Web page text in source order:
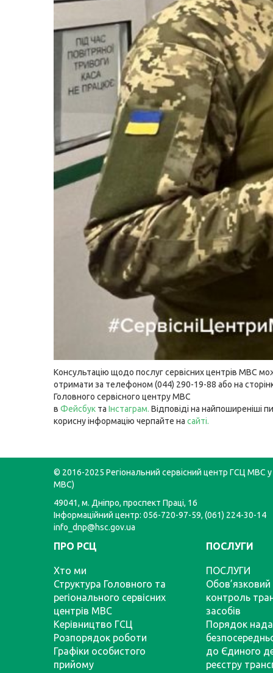
Консультацію щодо послуг сервісних центрів МВС
отримати за телефоном (044) 290-19-88 або на
Головного сервісного центру МВС
в Фейсбук та Інстаграм. Відповіді на найпоширеніші
корисну інформацію черпайте на сайті.
© 2016-2025 Регіональний сервісний центр ГСЦ МВС у
МВС)
49041, м. Дніпро, проспект Праці, 16
Інформаційний центр: 056-720-97-59, (061) 224-30-14
info_dnp@hsc.gov.ua
ПРО РСЦ
Хто ми
Структура Головного та
регіонального сервісних
центрів МВС
Керівництво ГСЦ
Розпорядок роботи
Графіки особистого
прийому
ПОСЛУГИ
ПОСЛУГИ
Обов’язковий
контроль
засобів
Порядок
до Єдиного
реєстру